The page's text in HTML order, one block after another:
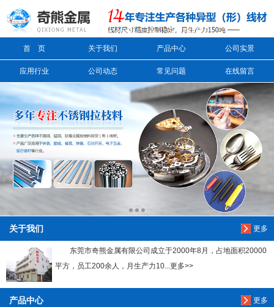
首 页 关于我们 产品中心 公司实景
应用行业 公司动态 常见问题 在线留言
更多
关于我们
东莞市奇熊金属有限公司成立于2000年8月，占地面积20000
平方，员工200余人，月生产力10...更多>>
更多
产品中心
信息搜索
搜索